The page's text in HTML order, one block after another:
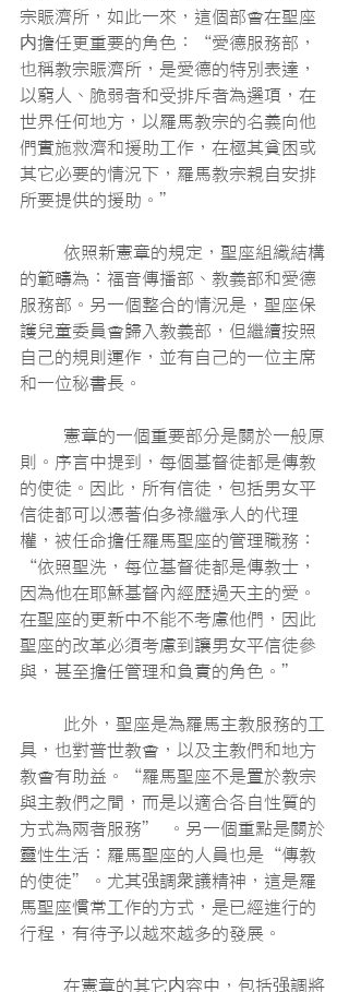
宗賑濟所，如此一來，這個部會在聖座
内擔任更重要的角色：“愛德服務部，
也稱教宗賑濟所，是愛德的特別表達，
以窮人、脆弱者和受排斥者為選項，在
世界任何地方，以羅馬教宗的名義向他
們實施救濟和援助工作，在極其貧困或
其它必要的情況下，羅馬教宗親自安排
所要提供的援助。”
的範疇為：福音傳播部、教義部和愛德
服務部。另一個整合的情況是，聖座保
護兒童委員會歸入教義部，但繼續按照
自己的規則運作，並有自己的一位主席
和一位秘書長。
則。序言中提到，每個基督徒都是傳教
的使徒。因此，所有信徒，包括男女平
信徒都可以憑著伯多祿繼承人的代理
權，被任命擔任羅馬聖座的管理職務：
“依照聖洗，每位基督徒都是傳教士，
因為他在耶穌基督內經歷過天主的愛。
在聖座的更新中不能不考慮他們，因此
聖座的改革必須考慮到讓男女平信徒參
與，甚至擔任管理和負責的角色。”
具，也對普世教會，以及主教們和地方
教會有助益。“羅馬聖座不是置於教宗
與主教們之間，而是以適合各自性質的
方式為兩者服務” 。另一個重點是關於
靈性生活：羅馬聖座的人員也是“傳教
的使徒”。尤其强調衆議精神，這是羅
馬聖座慣常工作的方式，是已經進行的
行程，有待予以越來越多的發展。